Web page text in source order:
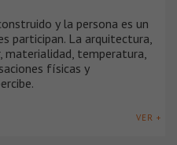
y la persona es un
participan. La arquitectura,
materialidad, temperatura,
físicas y
VER +